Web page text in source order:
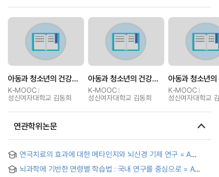
아동과 청소년의 건강환경 Ⅱ
K-MOOC
성신여자대학교 김동희
아동과 청소년의 건강환경 Ⅱ
K-MOOC
성신여자대학교 김동희
K-MOOC
성신여자대학교
연관학위논문
연극치료의 효과에 대한 메타인지와 뇌신경 기제 연구 = A
Metacognition and the Brain Mechanism
뇌과학에 기반한 연령별 학습법 : 국내 연구를 중심으로 = A